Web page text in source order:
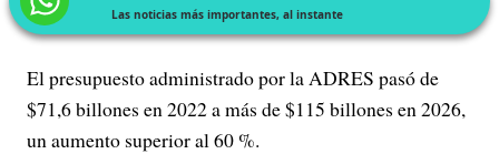
Las noticias más importantes, al instante
El presupuesto administrado por la ADRES pasó de
$71,6 billones en 2022 a más de $115 billones en 2026,
un aumento superior al 60 %.